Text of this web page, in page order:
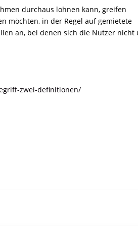
durchaus lohnen kann, greifen
möchten, in der Regel auf gemietete
an, bei denen sich die Nutzer nicht
zwei-definitionen/